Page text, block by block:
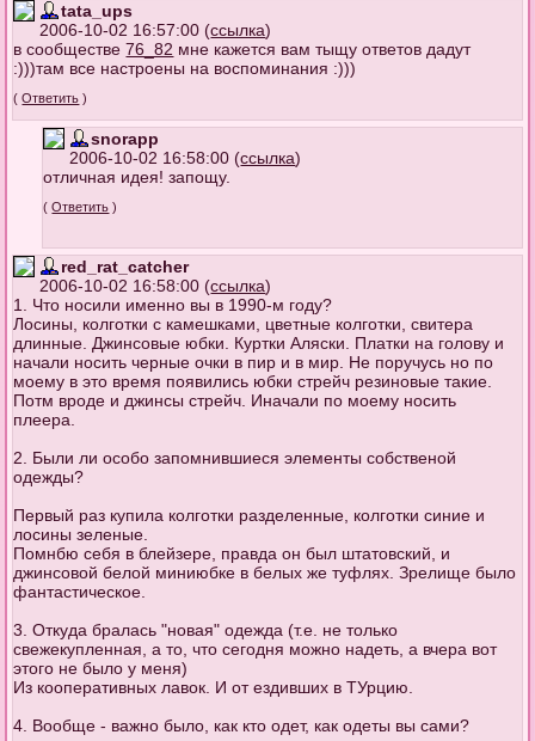
tata_ups
2006-10-02 16:57:00 (ссылка)
в сообществе76_82 мне кажется вам тыщу ответов дадут
:)))там все настроены на воспоминания :)))
(Ответить )
snorapp
2006-10-02 16:58:00 (ссылка)
отличная идея! запощу.
(Ответить )
red_rat_catcher
2006-10-02 16:58:00 (ссылка)
1. Что носили именно вы в 1990-м году?
Лосины, колготки с камешками, цветные колготки, свитера
длинные. Джинсовые юбки. Куртки Аляски. Платки на голову и
начали носить черные очки в пир и в мир. Не поручусь но по
моему в это время появились юбки стрейч резиновые такие.
Потм вроде и джинсы стрейч. Иначали по моему носить
плеера.
2. Были ли особо запомнившиеся элементы собственой
одежды?
Первый раз купила колготки разделенные, колготки синие и
лосины зеленые.
Помнбю себя в блейзере, правда он был штатовский, и
джинсовой белой миниюбке в белых же туфлях. Зрелище было
фантастическое.
3. Откуда бралась "новая" одежда (т.е. не только
свежекупленная, а то, что сегодня можно надеть, а вчера вот
этого не было у меня)
Из кооперативных лавок. И от ездивших в ТУрцию.
4. Вообще - важно было, как кто одет, как одеты вы сами?